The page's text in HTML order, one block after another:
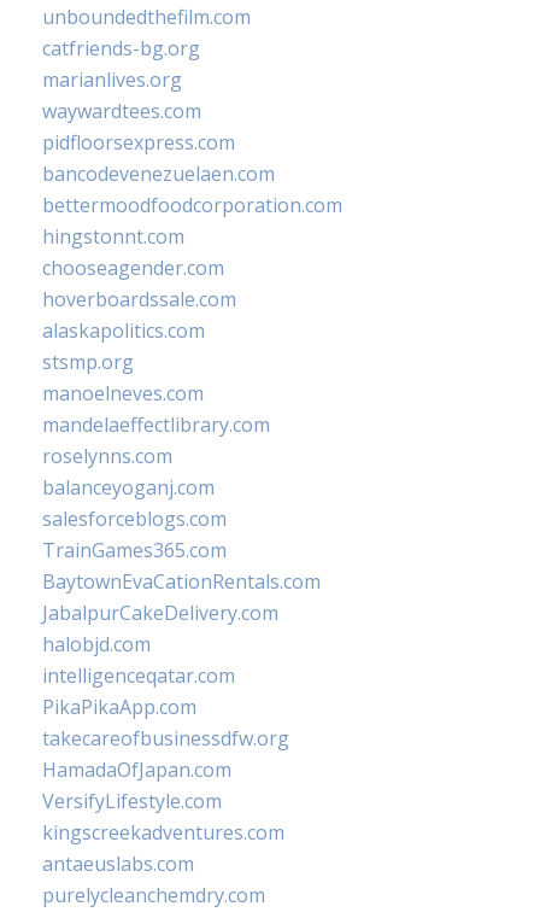
unboundedthefilm.com
catfriends-bg.org
marianlives.org
waywardtees.com
pidfloorsexpress.com
bancodevenezuelaen.com
bettermoodfoodcorporation.com
hingstonnt.com
chooseagender.com
hoverboardssale.com
alaskapolitics.com
stsmp.org
manoelneves.com
mandelaeffectlibrary.com
roselynns.com
balanceyoganj.com
salesforceblogs.com
TrainGames365.com
BaytownEvaCationRentals.com
JabalpurCakeDelivery.com
halobjd.com
intelligenceqatar.com
PikaPikaApp.com
takecareofbusinessdfw.org
HamadaOfJapan.com
VersifyLifestyle.com
kingscreekadventures.com
antaeuslabs.com
purelycleanchemdry.com